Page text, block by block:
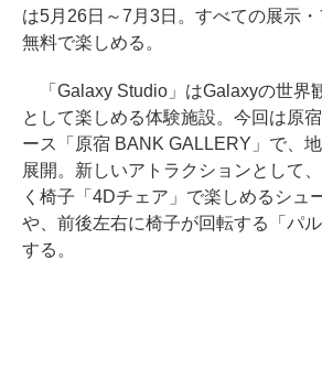
は5月26日～7月3日。すべての展示
無料で楽しめる。
「Galaxy Studio」はGalaxyの世界
として楽しめる体験施設。今回は原
ース「原宿 BANK GALLERY」で、
展開。新しいアトラクションとして
く椅子「4Dチェア」で楽しめるシュ
や、前後左右に椅子が回転する「パ
する。